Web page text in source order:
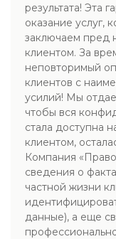
результата! Эта
оказание услуг,
заключаем пред
клиентом. За
неповторимый
клиентов с
усилий! Мы
чтобы вся
стала доступна
клиентом,
Компания
сведения о
частной жизни
данные), а еще